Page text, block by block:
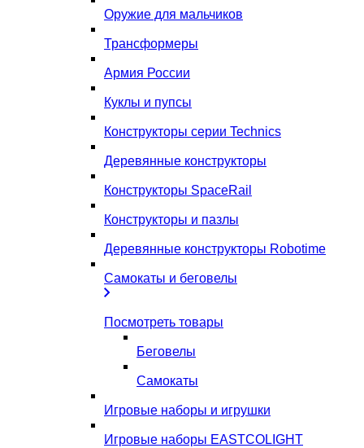
Оружие для мальчиков
Трансформеры
Армия России
Куклы и пупсы
Конструкторы серии Technics
Деревянные конструкторы
Конструкторы SpaceRail
Конструкторы и пазлы
Деревянные конструкторы Robotime
Самокаты и беговелы
Посмотреть товары
Беговелы
Самокаты
Игровые наборы и игрушки
Игровые наборы EASTCOLIGHT